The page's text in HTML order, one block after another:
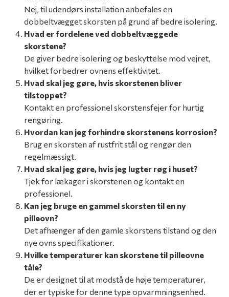
Nej, til udendørs installation anbefales en
dobbeltvægget skorsten på grund af bedre isolering.
Hvad er fordelene ved dobbeltvæggede
skorstene?
De giver bedre isolering og beskyttelse mod vejret,
hvilket forbedrer ovnens effektivitet.
Hvad skal jeg gøre, hvis skorstenen bliver
tilstoppet?
Kontakt en professionel skorstensfejer for hurtig
rengøring.
Hvordan kan jeg forhindre skorstenens korrosion?
Brug en skorsten af rustfrit stål og rengør den
regelmæssigt.
Hvad skal jeg gøre, hvis jeg lugter røg i huset?
Tjek for lækager i skorstenen og kontakt en
professionel.
Kan jeg bruge en gammel skorsten til en ny
pilleovn?
Det afhænger af den gamle skorstens tilstand og den
nye ovns specifikationer.
Hvilke temperaturer kan skorstene til pilleovne
tåle?
De er designet til at modstå de høje temperaturer,
der er typiske for denne type opvarmningsenhed.